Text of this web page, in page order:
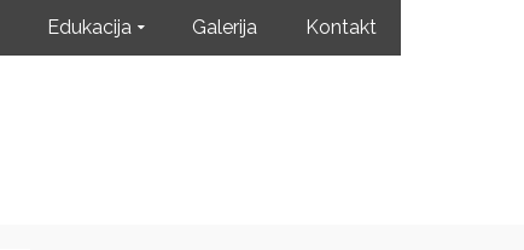
Edukacija Galerija Kontakt